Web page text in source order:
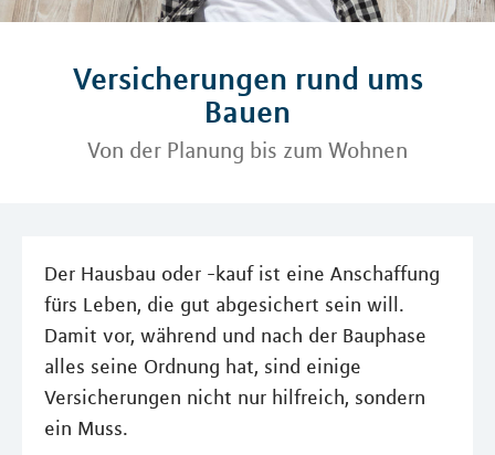
Versicherungen rund ums
Bauen
Von der Planung bis zum Wohnen
Der Hausbau oder -kauf ist eine Anschaffung
fürs Leben, die gut abgesichert sein will.
Damit vor, während und nach der Bauphase
alles seine Ordnung hat, sind einige
Versicherungen nicht nur hilfreich, sondern
ein Muss.